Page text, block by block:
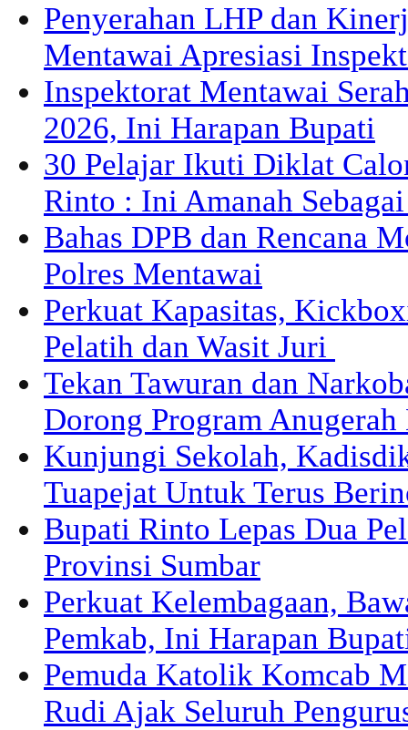
Penyerahan LHP dan
Mentawai Apresiasi
Inspektorat Mentawai
2026, Ini Harapan Bupati
30 Pelajar Ikuti Diklat
Rinto : Ini Amanah
Bahas DPB dan Rencana
Polres Mentawai
Perkuat Kapasitas,
Pelatih dan Wasit Juri
Tekan Tawuran dan
Dorong Program
Kunjungi Sekolah,
Tuapejat Untuk Terus
Bupati Rinto Lepas Dua
Provinsi Sumbar
Perkuat Kelembagaan,
Pemkab, Ini Harapan
Pemuda Katolik Komcab
Rudi Ajak Seluruh